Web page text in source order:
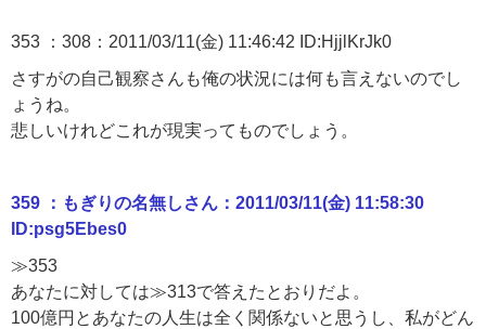
353 ：308：2011/03/11(金) 11:46:42 ID:HjjlKrJk0
さすがの自己観察さんも俺の状況には何も言えないのでし
ょうね。
悲しいけれどこれが現実ってものでしょう。
359 ：もぎりの名無しさん：2011/03/11(金) 11:58:30
ID:psg5Ebes0
≫353
あなたに対しては≫313で答えたとおりだよ。
100億円とあなたの人生は全く関係ないと思うし、私がどん